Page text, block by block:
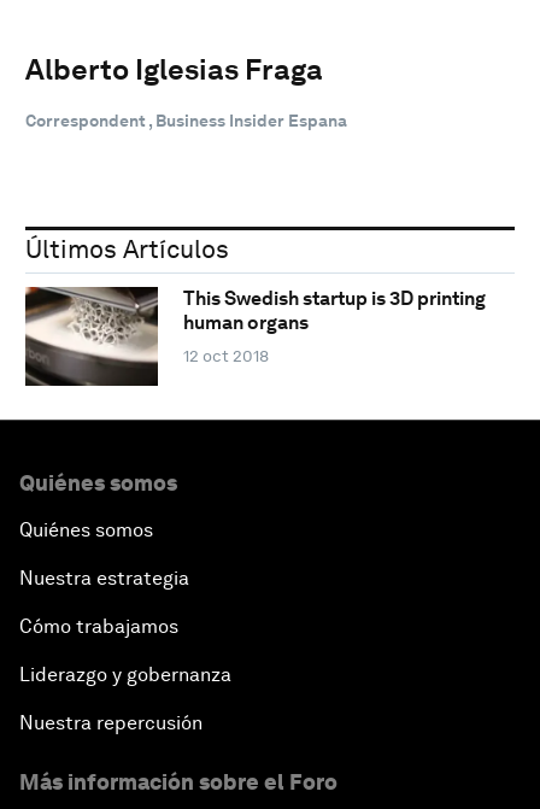
Alberto Iglesias Fraga
Correspondent , Business Insider Espana
Últimos Artículos
This Swedish startup is 3D printing
human organs
12 oct 2018
Quiénes somos
Quiénes somos
Nuestra estrategia
Cómo trabajamos
Liderazgo y gobernanza
Nuestra repercusión
Más información sobre el Foro